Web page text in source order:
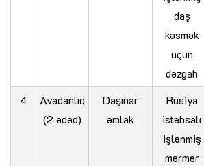
daş
kəsmək
üçün
dəzgah
4
Avadanlıq
(2 ədəd)
Daşınar
əmlak
Rusiya
istehsalı
işlənmiş
mərmər